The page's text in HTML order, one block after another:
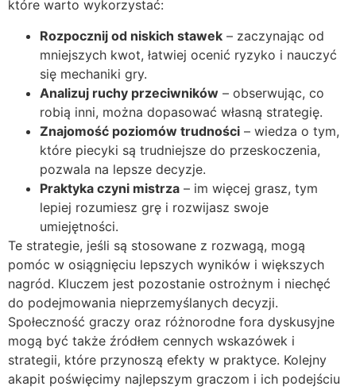
które warto wykorzystać:
Rozpocznij od niskich stawek – zaczynając od
mniejszych kwot, łatwiej ocenić ryzyko i nauczyć
się mechaniki gry.
Analizuj ruchy przeciwników – obserwując, co
robią inni, można dopasować własną strategię.
Znajomość poziomów trudności – wiedza o tym,
które piecyki są trudniejsze do przeskoczenia,
pozwala na lepsze decyzje.
Praktyka czyni mistrza – im więcej grasz, tym
lepiej rozumiesz grę i rozwijasz swoje
umiejętności.
Te strategie, jeśli są stosowane z rozwagą, mogą
pomóc w osiągnięciu lepszych wyników i większych
nagród. Kluczem jest pozostanie ostrożnym i niechęć
do podejmowania nieprzemyślanych decyzji.
Społeczność graczy oraz różnorodne fora dyskusyjne
mogą być także źródłem cennych wskazówek i
strategii, które przynoszą efekty w praktyce. Kolejny
akapit poświęcimy najlepszym graczom i ich podejściu